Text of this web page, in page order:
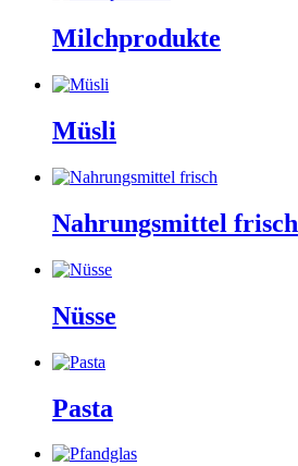
Milchprodukte
Müsli
Nahrungsmittel frisch
Nüsse
Pasta